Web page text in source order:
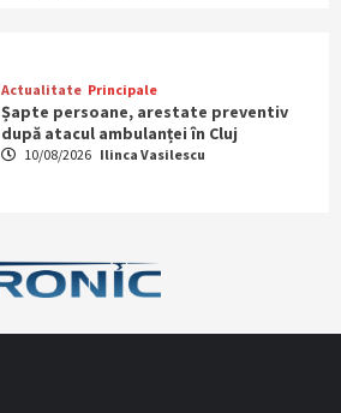
Actualitate Principale
Șapte persoane, arestate preventiv
după atacul ambulanței în Cluj
10/08/2026 Ilinca Vasilescu